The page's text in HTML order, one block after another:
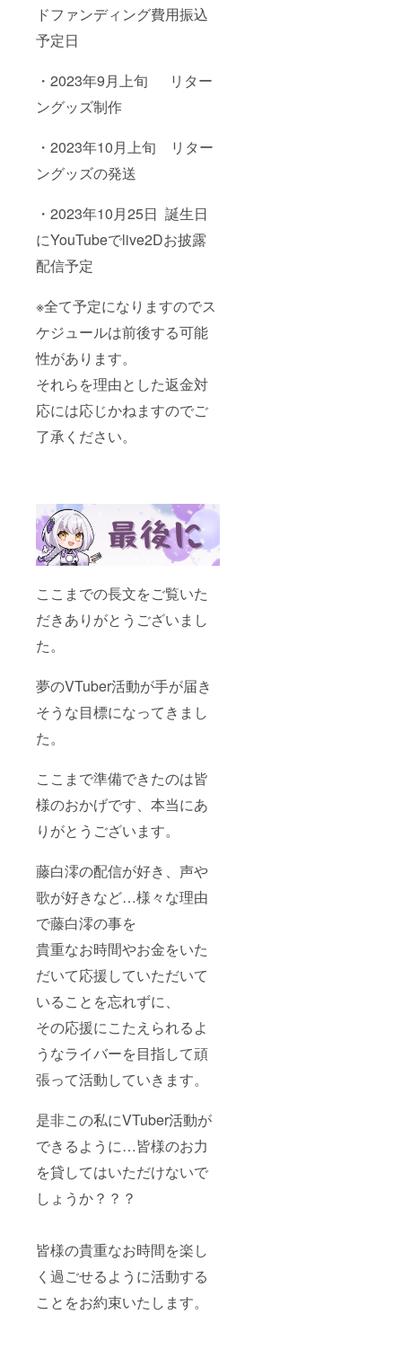
ドファンディング費用振込
予定日
・2023年9月上旬 リター
ングッズ制作
・2023年10月上旬 リター
ングッズの発送
・2023年10月25日 誕生日
にYouTubeでlive2Dお披露
配信予定
※全て予定になりますのでス
ケジュールは前後する可能
性があります。
それらを理由とした返金対
応には応じかねますのでご
了承ください。
ここまでの長文をご覧いた
だきありがとうございまし
た。
夢のVTuber活動が手が届き
そうな目標になってきまし
た。
ここまで準備できたのは皆
様のおかげです、本当にあ
りがとうございます。
藤白澪の配信が好き、声や
歌が好きなど…様々な理由
で藤白澪の事を
貴重なお時間やお金をいた
だいて応援していただいて
いることを忘れずに、
その応援にこたえられるよ
うなライバーを目指して頑
張って活動していきます。
是非この私にVTuber活動が
できるように…皆様のお力
を貸してはいただけないで
しょうか？？？
皆様の貴重なお時間を楽し
く過ごせるように活動する
ことをお約束いたします。